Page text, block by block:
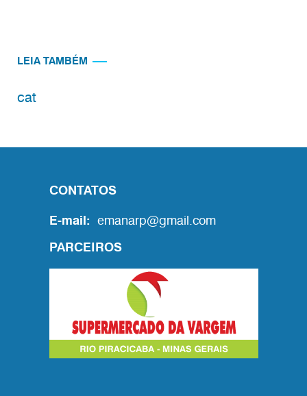
LEIA TAMBÉM
cat
CONTATOS
E-mail: emanarp@gmail.com
PARCEIROS